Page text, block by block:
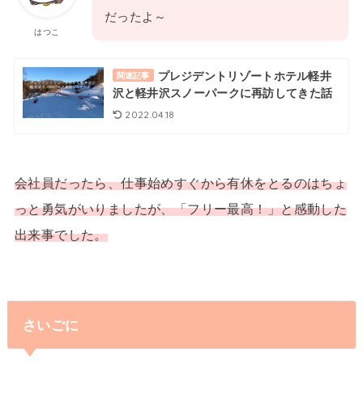
はつこ
だったよ～
関連記事
プレジデントリゾートホテル軽井
沢と軽井沢スノーパークに再訪してきた話
2022.04.18
会社員だったら、仕事始めすぐから有休をとるのはちょ
っと勇気がいりましたが、「フリー最高！」と感動した
出来事でした。
さいごに